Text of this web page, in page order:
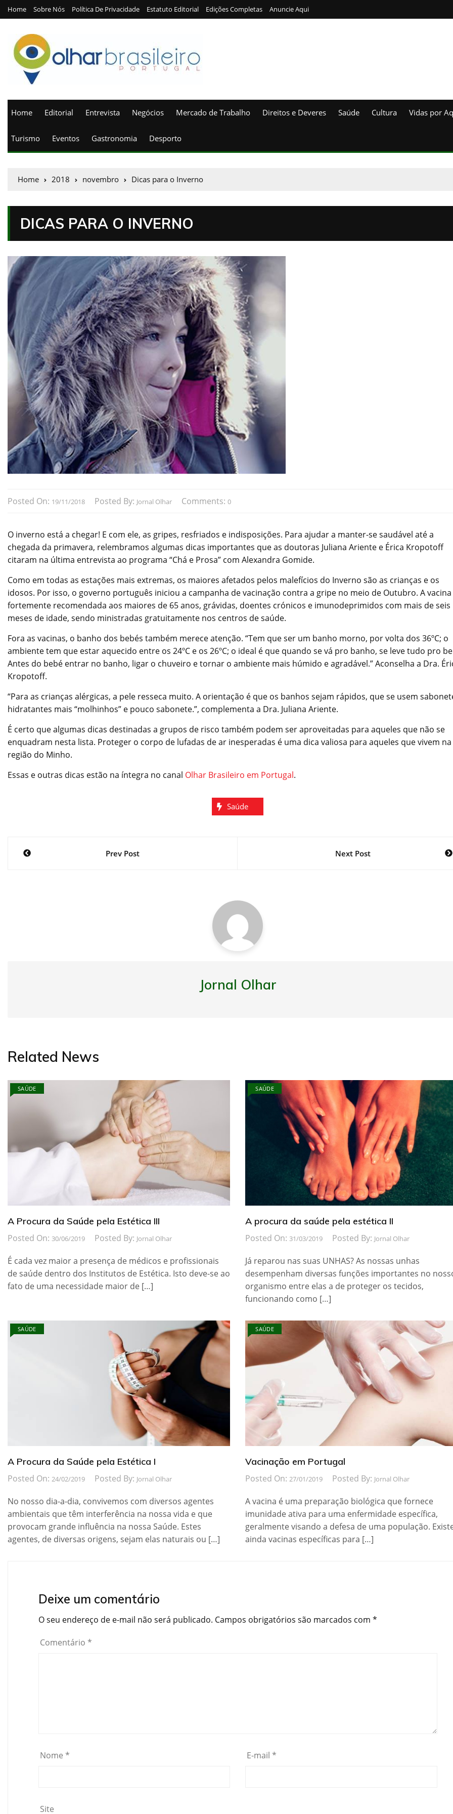
Home Sobre Nós Política De Privacidade Estatuto Editorial Edições Completas Anuncie Aqui
Home Editorial Entrevista Negócios Mercado de Trabalho Direitos e Deveres Saúde Cultura Vidas por
Turismo Eventos Gastronomia Desporto
Home 2018 novembro Dicas para o Inverno
DICAS PARA O INVERNO
Posted On: 19/11/2018 Posted By: Jornal Olhar Comments: 0
O inverno está a chegar! E com ele, as gripes, resfriados e indisposições. Para ajudar a manter-se saudável até a
chegada da primavera, relembramos algumas dicas importantes que as doutoras Juliana Ariente e Érica Kropotoff
citaram na última entrevista ao programa “Chá e Prosa” com Alexandra Gomide.
Como em todas as estações mais extremas, os maiores afetados pelos malefícios do Inverno são as crianças e os
idosos. Por isso, o governo português iniciou a campanha de vacinação contra a gripe no meio de Outubro. A vacina
fortemente recomendada aos maiores de 65 anos, grávidas, doentes crónicos e imunodeprimidos com mais de seis
meses de idade, sendo ministradas gratuitamente nos centros de saúde.
Fora as vacinas, o banho dos bebés também merece atenção. “Tem que ser um banho morno, por volta dos 36ºC; o
ambiente tem que estar aquecido entre os 24ºC e os 26ºC; o ideal é que quando se vá pro banho, se leve tudo pro
Antes do bebé entrar no banho, ligar o chuveiro e tornar o ambiente mais húmido e agradável.” Aconselha a Dra.
Kropotoff.
“Para as crianças alérgicas, a pele resseca muito. A orientação é que os banhos sejam rápidos, que se usem
hidratantes mais “molhinhos” e pouco sabonete.”, complementa a Dra. Juliana Ariente.
É certo que algumas dicas destinadas a grupos de risco também podem ser aproveitadas para aqueles que não se
enquadram nesta lista. Proteger o corpo de lufadas de ar inesperadas é uma dica valiosa para aqueles que vivem na
região do Minho.
Essas e outras dicas estão na íntegra no canal Olhar Brasileiro em Portugal.
Saúde
Navegação
Prev Post Next Post
Jornal Olhar
Related News
SAÚDE
A Procura da Saúde pela Estética III
Posted On: 30/06/2019 Posted By: Jornal Olhar
É cada vez maior a presença de médicos e profissionais
de saúde dentro dos Institutos de Estética. Isto deve-se ao
fato de uma necessidade maior de […]
SAÚDE
A procura da saúde pela estética II
Posted On: 31/03/2019 Posted By: Jornal Olhar
Já reparou nas suas UNHAS? As nossas unhas
desempenham diversas funções importantes no
organismo entre elas a de proteger os tecidos,
funcionando como […]
SAÚDE
A Procura da Saúde pela Estética I
Posted On: 24/02/2019 Posted By: Jornal Olhar
No nosso dia-a-dia, convivemos com diversos agentes
ambientais que têm interferência na nossa vida e que
provocam grande influência na nossa Saúde. Estes
agentes, de diversas origens, sejam elas naturais ou […]
SAÚDE
Vacinação em Portugal
Posted On:27/01/2019 Posted By: Jornal Olhar
A vacina é uma preparação biológica que fornece
imunidade ativa para uma enfermidade específica,
geralmente visando a defesa de uma população.
ainda vacinas específicas para […]
Deixe um comentário
O seu endereço de e-mail não será publicado. Campos obrigatórios são marcados com *
Comentário *
Nome * E-mail *
Site